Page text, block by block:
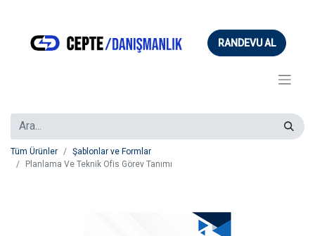
RANDEVU AL
Tüm Ürünler
Şablonlar ve Formlar
Planlama Ve Teknik Ofis Görev Tanımı